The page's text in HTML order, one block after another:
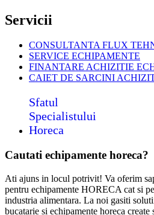
Servicii
CONSULTANTA FLUX
SERVICE ECHIPAMENTE
FINANTARE ACHIZITIE
CAIET DE SARCINI
Sfatul
Specialistului
Horeca
Cautati echipamente horeca?
Ati ajuns in locul potrivit! Va oferim
pentru echipamente HORECA cat si
industria alimentara. La noi gasiti
bucatarie si echipamente horeca